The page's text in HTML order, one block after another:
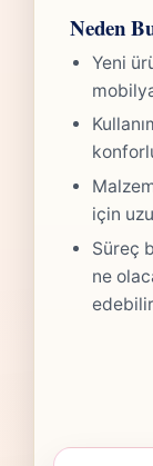
Neden
Yeni
için
Süreç
ne